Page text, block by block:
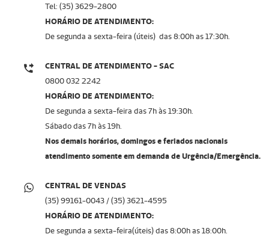
Tel: (35) 3629-2800
HORÁRIO DE ATENDIMENTO:
De segunda a sexta-feira (úteis) das 8:00h as 17:30h.
CENTRAL DE ATENDIMENTO - SAC
0800 032 2242
HORÁRIO DE ATENDIMENTO:
De segunda a sexta-feira das 7h às 19:30h.
Sábado das 7h às 19h.
Nos demais horários, domingos e feriados nacionais
atendimento somente em demanda de Urgência/Emergência.
CENTRAL DE VENDAS
(35) 99161-0043 / (35) 3621-4595
HORÁRIO DE ATENDIMENTO:
De segunda a sexta-feira(úteis) das 8:00h as 18:00h.